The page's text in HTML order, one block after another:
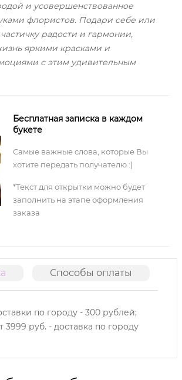
и усовершенствованное
флористов. Подари себе или
радости и гармонии,
яркими красками и
с этим удивительным
Бесплатная записка в каждом
букете
Самые важные слова, которые Вы
хотите передать получателю :)
*Текст для открытки можно будет
заполнить на этапе оформления
заказа
Способы оплаты
по городу - 300 рублей;
3999 руб. - доставка по городу